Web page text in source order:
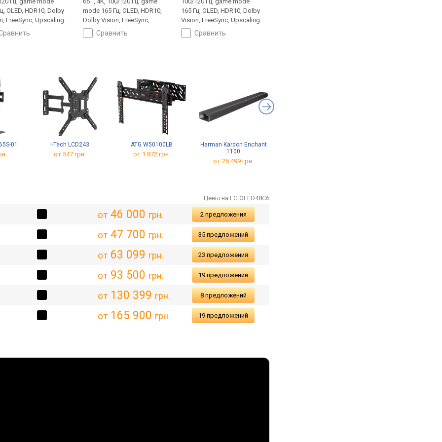
OLED, HDR10, Dolby
FreeSync, Upscaling
Smart TV, Wi-Fi, Matter,
2, Google Cast, LAN,
сравнить
mode 165 Гц, OLED, HDR10,
Dolby Vision, FreeSync,
Upscaling до 4K, Smart TV, Wi-
Fi, Matter, AirPlay 2, Google
тюнер
сравнить
165 Гц, OLED, HDR10, Dolby
Vision, FreeSync, Upscaling
до 4K, Smart TV, Wi-Fi, Matter,
AirPlay 2, Google Cast, LAN,
сравнить
01 i-Tech LCD243
от 547 грн.
ATG W50100LB
от 1 872 грн.
Harman Kardon Enchant
1100
от 25 499 грн.
Цены на LG OLED48C6
от46 000 грн. 2 предложения
от47 700 грн. 35 предложений
от63 099 грн. 23 предложения
от93 500 грн. 19 предложений
от130 399 грн. 8 предложений
от165 900 грн. 19 предложений